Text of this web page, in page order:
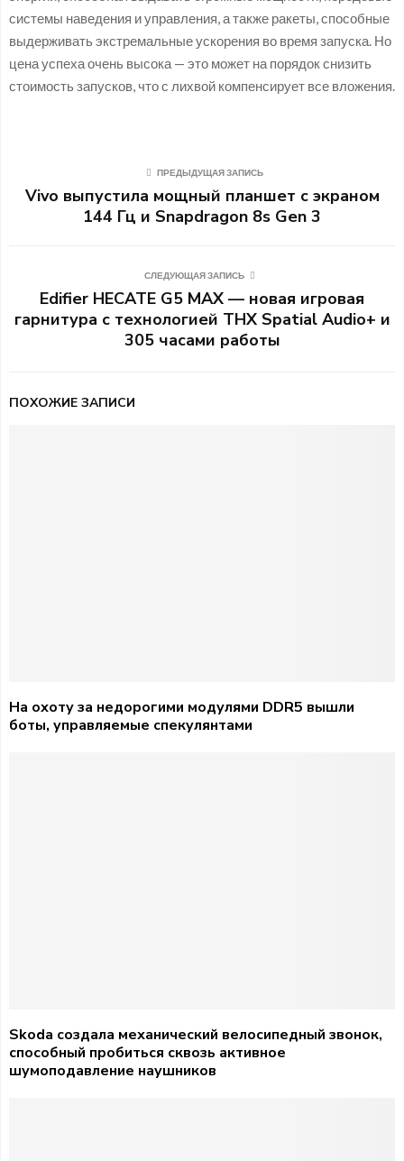
системы наведения и управления, а также ракеты, способные
выдерживать экстремальные ускорения во время запуска. Но
цена успеха очень высока — это может на порядок снизить
стоимость запусков, что с лихвой компенсирует все вложения.
ПРЕДЫДУЩАЯ ЗАПИСЬ
Vivo выпустила мощный планшет с экраном
144 Гц и Snapdragon 8s Gen 3
СЛЕДУЮЩАЯ ЗАПИСЬ
Edifier HECATE G5 MAX — новая игровая
гарнитура с технологией THX Spatial Audio+ и
305 часами работы
ПОХОЖИЕ ЗАПИСИ
На охоту за недорогими модулями DDR5 вышли
боты, управляемые спекулянтами
Skoda создала механический велосипедный звонок,
способный пробиться сквозь активное
шумоподавление наушников